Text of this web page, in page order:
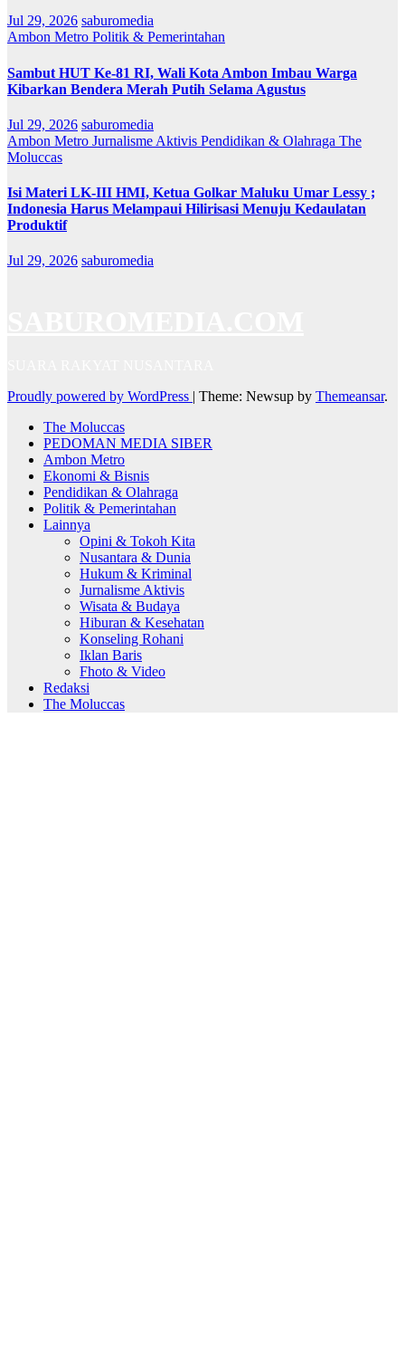
Jul 29, 2026 saburomedia
Ambon Metro Politik & Pemerintahan
Sambut HUT Ke-81 RI, Wali Kota Ambon Imbau Warga
Kibarkan Bendera Merah Putih Selama Agustus
Jul 29, 2026 saburomedia
Ambon Metro Jurnalisme Aktivis Pendidikan & Olahraga The
Moluccas
Isi Materi LK-III HMI, Ketua Golkar Maluku Umar Lessy ;
Indonesia Harus Melampaui Hilirisasi Menuju Kedaulatan
Produktif
Jul 29, 2026 saburomedia
Proudly powered by WordPress | Theme: Newsup by Themeansar.
The Moluccas
PEDOMAN MEDIA SIBER
Ambon Metro
Ekonomi & Bisnis
Pendidikan & Olahraga
Politik & Pemerintahan
Lainnya
Opini & Tokoh Kita
Nusantara & Dunia
Hukum & Kriminal
Jurnalisme Aktivis
Wisata & Budaya
Hiburan & Kesehatan
Konseling Rohani
Iklan Baris
Fhoto & Video
Redaksi
The Moluccas